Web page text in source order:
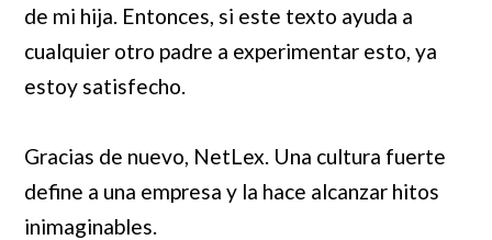
de mi hija. Entonces, si este texto ayuda a
cualquier otro padre a experimentar esto, ya
estoy satisfecho.
Gracias de nuevo, NetLex. Una cultura fuerte
define a una empresa y la hace alcanzar hitos
inimaginables.